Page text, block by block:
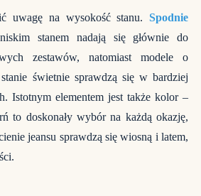
uwagę na wysokość stanu. Spodnie
stanem nadają się głównie do
zestawów, natomiast modele o
świetnie sprawdzą się w bardziej
Istotnym elementem jest także kolor –
to doskonały wybór na każdą okazję,
jeansu sprawdzą się wiosną i latem,